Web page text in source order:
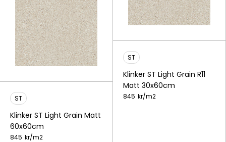
ST
Klinker ST Light Grain Matt
60x60cm
845 kr/m2
ST
Klinker ST Light Grain R11
Matt 30x60cm
845 kr/m2